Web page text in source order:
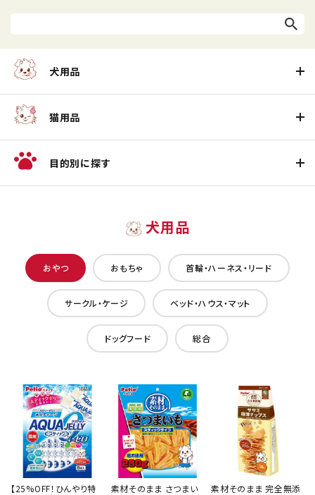
犬用品
猫用品
目的別に探す
犬用品
おやつ おもちゃ 首輪・ハーネス・リード
サークル・ケージ ベッド・ハウス・マット
ドッグフード 総合
【25%OFF！ひんやり特
素材そのまま さつまい
素材そのまま 完全無添